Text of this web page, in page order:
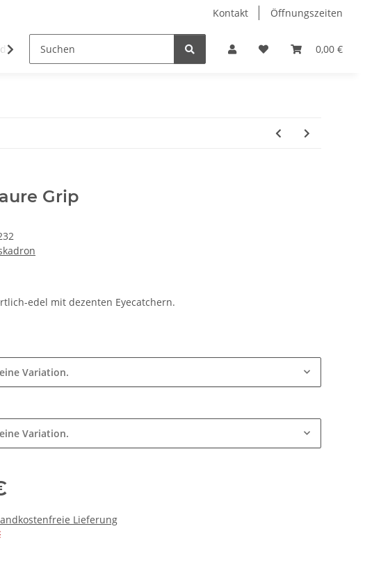
Kontakt Öffnungszeiten
0,00 €
Hobby Horse Dienstleistungen Geschenkartikel &
Grip
edel mit dezenten Eyecatchern.
Variation.
Variation.
Lieferung